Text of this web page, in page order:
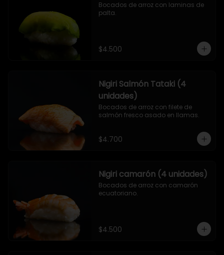
Bocados de arroz con laminas de
palta.
$4.500
Nigiri Salmón Tataki (4
unidades)
Bocados de arroz con filete de
salmón fresco asado en llamas.
$4.700
Nigiri camarón (4 unidades)
Bocados de arroz con camarón
ecuatoriano.
$4.500